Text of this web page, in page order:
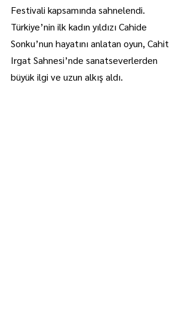
Festivali kapsamında sahnelendi.
Türkiye’nin ilk kadın yıldızı Cahide
Sonku’nun hayatını anlatan oyun, Cahit
Irgat Sahnesi’nde sanatseverlerden
büyük ilgi ve uzun alkış aldı.